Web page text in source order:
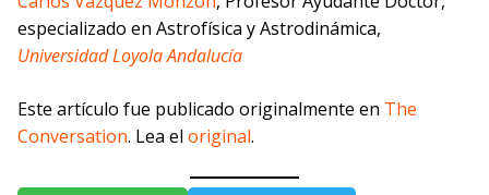
especializado en Astrofísica y Astrodinámica,
Universidad Loyola Andalucía
Este artículo fue publicado originalmente en The
Conversation. Lea el original.